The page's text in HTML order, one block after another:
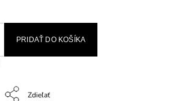
PRIDAŤ DO KOŠÍKA
Zdieľať